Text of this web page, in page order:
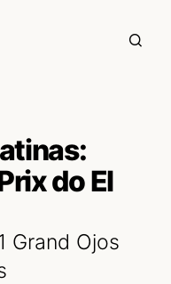
do El
Grand Ojos